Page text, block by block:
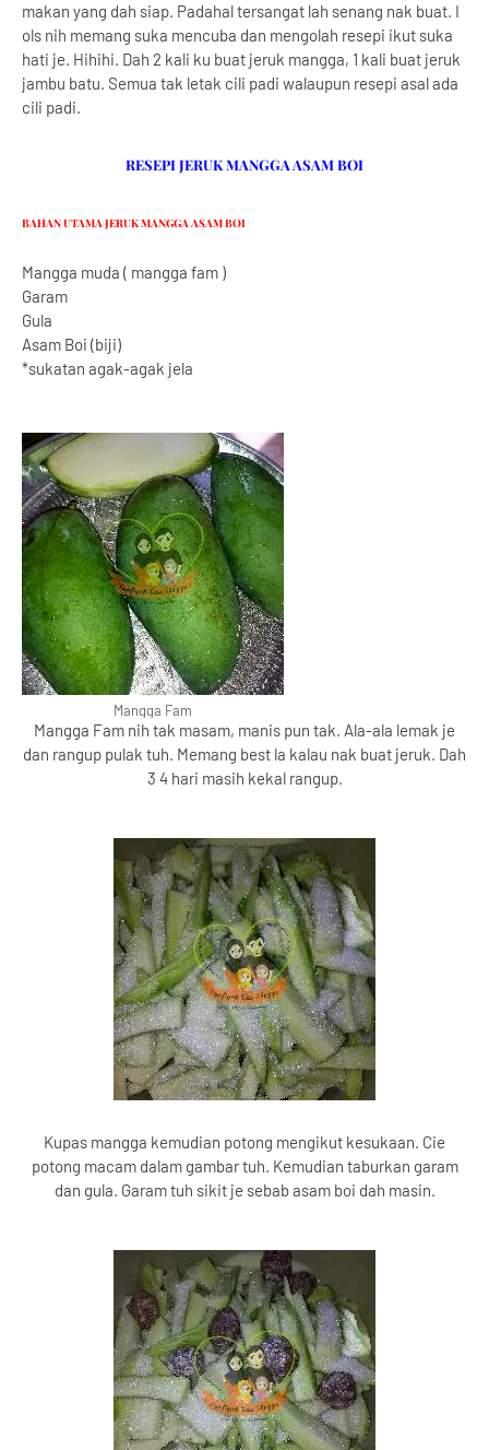
makan yang dah siap. Padahal tersangat lah senang nak buat. I
ols nih memang suka mencuba dan mengolah resepi ikut suka
hati je. Hihihi. Dah 2 kali ku buat jeruk mangga, 1 kali buat jeruk
jambu batu. Semua tak letak cili padi walaupun resepi asal ada
cili padi.
RESEPI JERUK MANGGA ASAM BOI
BAHAN UTAMA JERUK MANGGA ASAM BOI
Mangga muda ( mangga fam )
Garam
Gula
Asam Boi (biji)
*sukatan agak-agak jela
Mangga Fam
Mangga Fam nih tak masam, manis pun tak. Ala-ala lemak je
dan rangup pulak tuh. Memang best la kalau nak buat jeruk. Dah
3 4 hari masih kekal rangup.
Kupas mangga kemudian potong mengikut kesukaan. Cie
potong macam dalam gambar tuh. Kemudian taburkan garam
dan gula. Garam tuh sikit je sebab asam boi dah masin.